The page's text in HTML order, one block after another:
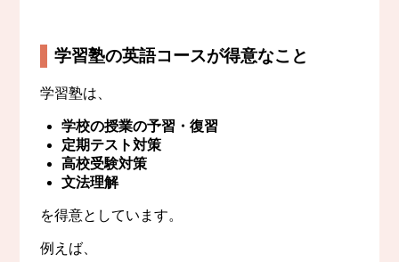
学習塾の英語コースが得意なこと
学習塾は、
学校の授業の予習・復習
定期テスト対策
高校受験対策
文法理解
を得意としています。
例えば、